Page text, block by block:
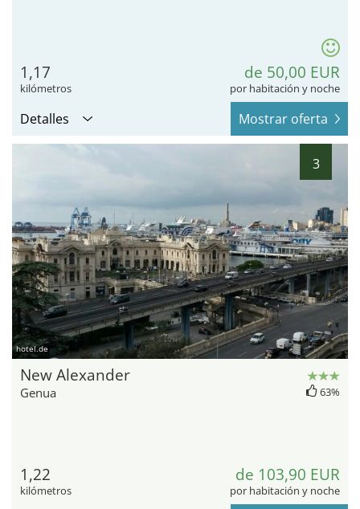
1,17
kilómetros
de 50,00 EUR
por habitación y noche
Detalles Mostrar oferta
3
hotel.de
New Alexander
Genua 63%
1,22
kilómetros
de 103,90 EUR
por habitación y noche